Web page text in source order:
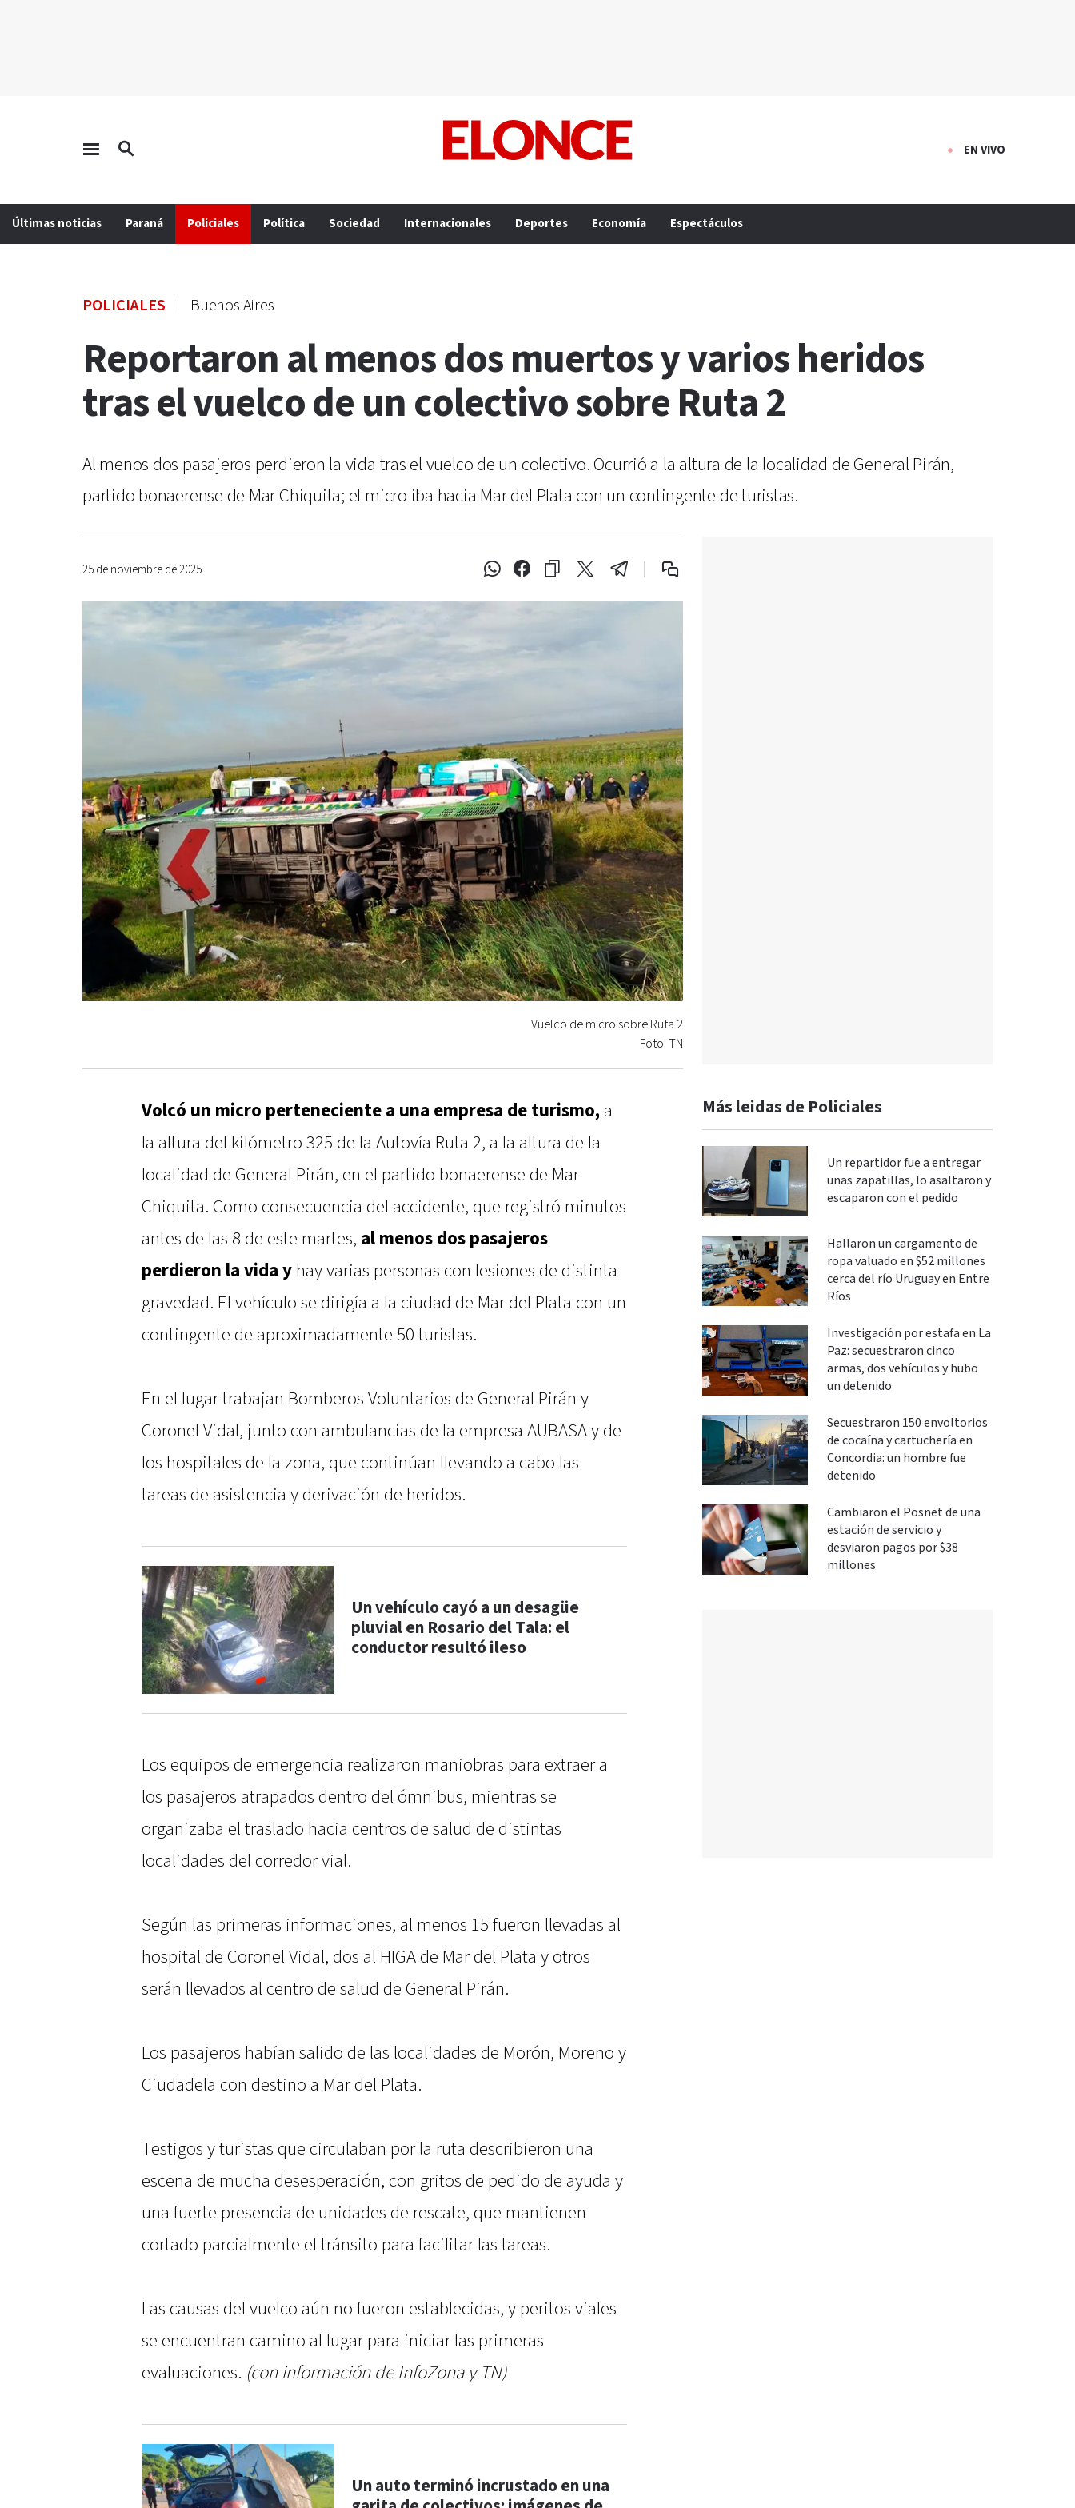
EN VIVO
Últimas noticias Paraná Policiales Política Sociedad Internacionales Deportes Economía Espectáculos
POLICIALES Buenos Aires
Reportaron al menos dos muertos y varios heridos
tras el vuelco de un colectivo sobre Ruta 2
Al menos dos pasajeros perdieron la vida tras el vuelco de un colectivo. Ocurrió a la altura de la localidad de General Pirán,
partido bonaerense de Mar Chiquita; el micro iba hacia Mar del Plata con un contingente de turistas.
25 de noviembre de 2025
Vuelco de micro sobre Ruta 2
Foto: TN
Volcó un micro perteneciente a una empresa de turismo, a
la altura del kilómetro 325 de la Autovía Ruta 2, a la altura de la
localidad de General Pirán, en el partido bonaerense de Mar
Chiquita. Como consecuencia del accidente, que registró minutos
antes de las 8 de este martes, al menos dos pasajeros
perdieron la vida y hay varias personas con lesiones de distinta
gravedad. El vehículo se dirigía a la ciudad de Mar del Plata con un
contingente de aproximadamente 50 turistas.
En el lugar trabajan Bomberos Voluntarios de General Pirán y
Coronel Vidal, junto con ambulancias de la empresa AUBASA y de
los hospitales de la zona, que continúan llevando a cabo las
tareas de asistencia y derivación de heridos.
Un vehículo cayó a un desagüe
pluvial en Rosario del Tala: el
conductor resultó ileso
Los equipos de emergencia realizaron maniobras para extraer a
los pasajeros atrapados dentro del ómnibus, mientras se
organizaba el traslado hacia centros de salud de distintas
localidades del corredor vial.
Según las primeras informaciones, al menos 15 fueron llevadas al
hospital de Coronel Vidal, dos al HIGA de Mar del Plata y otros
serán llevados al centro de salud de General Pirán.
Los pasajeros habían salido de las localidades de Morón, Moreno y
Ciudadela con destino a Mar del Plata.
Testigos y turistas que circulaban por la ruta describieron una
escena de mucha desesperación, con gritos de pedido de ayuda y
una fuerte presencia de unidades de rescate, que mantienen
cortado parcialmente el tránsito para facilitar las tareas.
Las causas del vuelco aún no fueron establecidas, y peritos viales
se encuentran camino al lugar para iniciar las primeras
evaluaciones. (con información de InfoZona y TN)
Un auto terminó incrustado en una
Más leidas de Policiales
Un repartidor fue a entregar
unas zapatillas, lo asaltaron y
escaparon con el pedido
Hallaron un cargamento de
ropa valuado en $52 millones
cerca del río Uruguay en Entre
Ríos
Investigación por estafa en La
Paz: secuestraron cinco
armas, dos vehículos y hubo
un detenido
Secuestraron 150 envoltorios
de cocaína y cartuchería en
Concordia: un hombre fue
detenido
Cambiaron el Posnet de una
estación de servicio y
desviaron pagos por $38
millones